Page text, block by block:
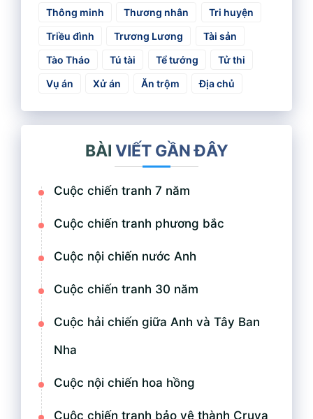
Thông minh
Thương nhân
Tri huyện
Triều đình
Trương Lương
Tài sản
Tào Tháo
Tú tài Tể tướng
Tử thi
Vụ án
Xử án Ăn trộm Địa chủ
BÀI VIẾT GẦN ĐÂY
Cuộc chiến tranh 7 năm
Cuộc chiến tranh phương bắc
Cuộc nội chiến nước Anh
Cuộc chiến tranh 30 năm
Cuộc hải chiến giữa Anh và Tây Ban
Nha
Cuộc nội chiến hoa hồng
Cuộc chiến tranh bảo vệ thành Cruya